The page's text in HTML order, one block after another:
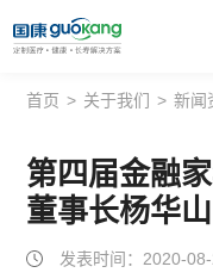
首页
面向会员
面向企业
首页 > 关于我们 > 新闻
第四届金融
董事长杨华
发表时间：2020-